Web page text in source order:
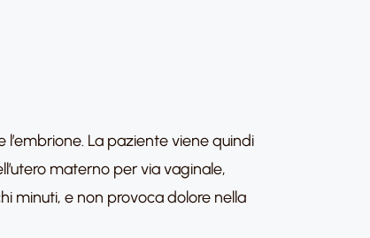
La paziente viene quindi
materno per via vaginale,
minuti, e non provoca dolore nella